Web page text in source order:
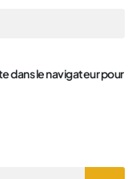
dans le navigateur pour